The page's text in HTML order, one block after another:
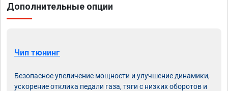
Дополнительные опции
Чип тюнинг
Безопасное увеличение мощности и улучшение динамики,
ускорение отклика педали газа, тяги с низких оборотов и